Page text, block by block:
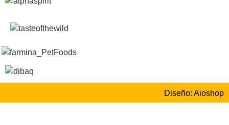
Diseño: Aioshop